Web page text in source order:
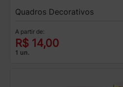
Quadros Decorativos
A partir de:
R$ 14,00
1 un.